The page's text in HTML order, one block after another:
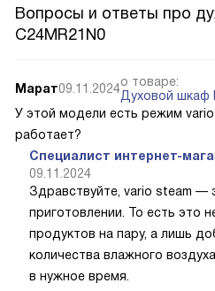
Вопросы и ответы про
C24MR21N0
Марат09.11.2024о товаре:
Духовой шкаф
У этой модели есть режим
работает?
Специалист интернет-
09.11.2024
Здравствуйте, vario steam —
приготовлении. То есть это
продуктов на пару, а лишь
количества влажного
в нужное время.